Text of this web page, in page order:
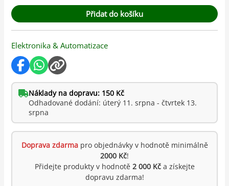
Přidat do košíku
Elektronika & Automatizace
Náklady na dopravu: 150 Kč
Odhadované dodání: úterý 11. srpna - čtvrtek 13.
srpna
Doprava zdarmapro objednávky v hodnotě minimálně
2000 Kč!
Přidejte produkty v hodnotě 2 000 Kča získejte
dopravu zdarma!